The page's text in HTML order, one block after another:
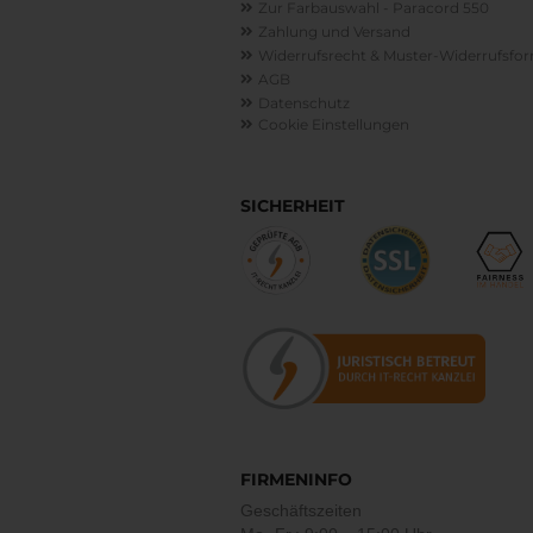
Zur Farbauswahl - Paracord 550
Zahlung und Versand
Widerrufsrecht & Muster-
AGB
Datenschutz
Cookie Einstellungen
SICHERHEIT
FIRMENINFO
Geschäftszeiten